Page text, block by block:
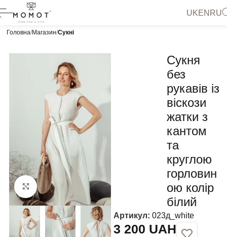
UKEN RU
Головна Магазин Сукні
Натисніть, щоб збільшити
Сукня
без
рукавів із
віскози
жатки з
кантом
та
круглою
горловин
ою колір
білий
Артикул: 023д_white
UAH